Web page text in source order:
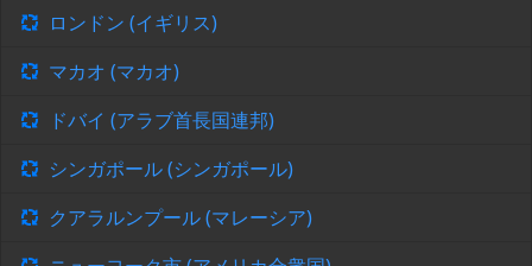
ロンドン (イギリス)
マカオ (マカオ)
ドバイ (アラブ首長国連邦)
シンガポール (シンガポール)
クアラルンプール (マレーシア)